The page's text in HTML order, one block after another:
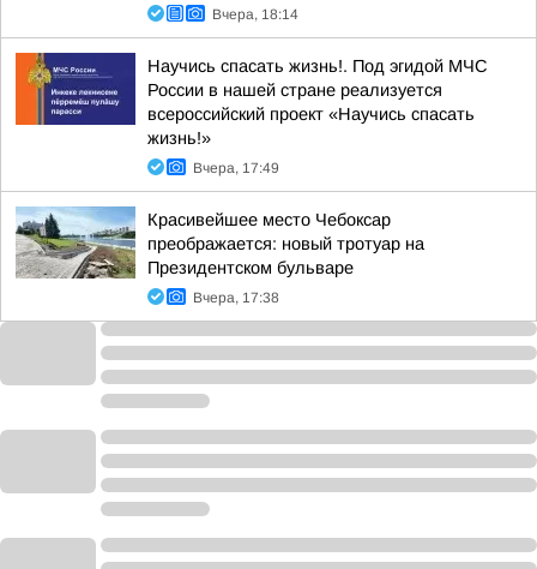
Вчера, 18:14
Научись спасать жизнь!. Под эгидой МЧС
России в нашей стране реализуется
всероссийский проект «Научись спасать
жизнь!»
Вчера, 17:49
Красивейшее место Чебоксар
преображается: новый тротуар на
Президентском бульваре
Вчера, 17:38